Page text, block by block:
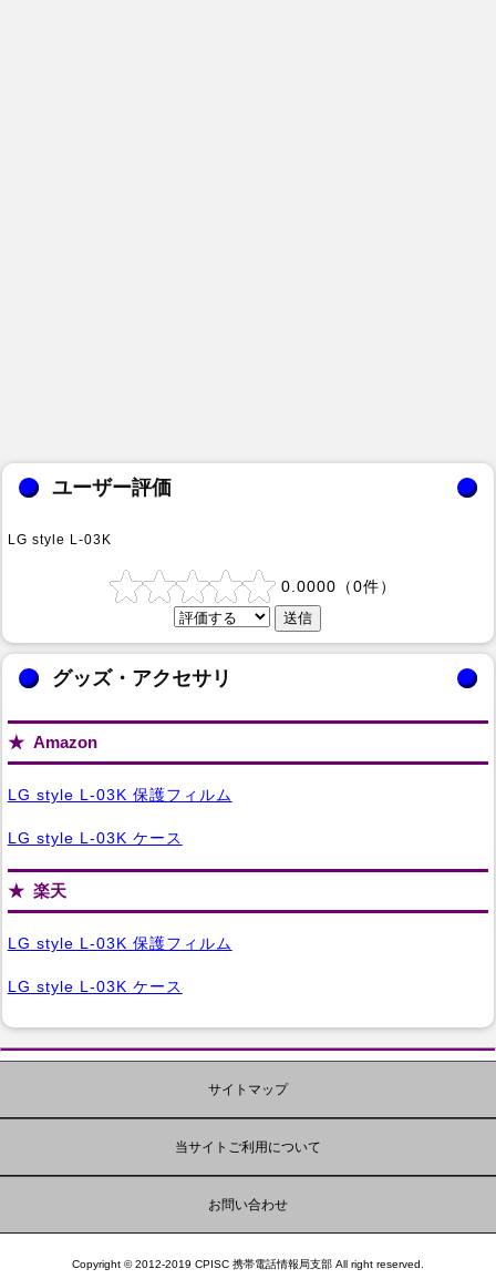
ユーザー評価
LG style L-03K
0.0000 （0件）
グッズ・アクセサリ
Amazon
LG style L-03K 保護フィルム
LG style L-03K ケース
楽天
LG style L-03K 保護フィルム
LG style L-03K ケース
サイトマップ
当サイトご利用について
お問い合わせ
Copyright © 2012-2019 CPISC 携帯電話情報局支部 All right reserved.